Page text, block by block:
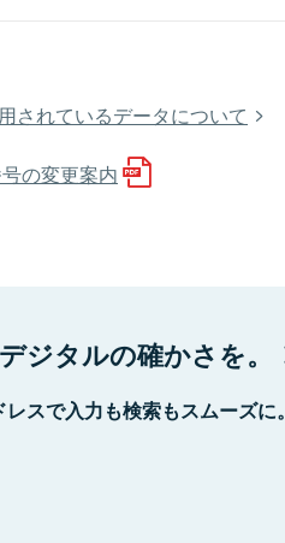
されているデータについて
の変更案内
ジタルの確かさを。
スで入力も検索もスムーズに。